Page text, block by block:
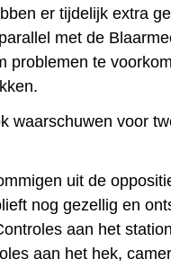
er tijdelijk extra
met de
problemen te
waarschuwen voor
uit de
nog gezellig en
aan het
aan het hek,